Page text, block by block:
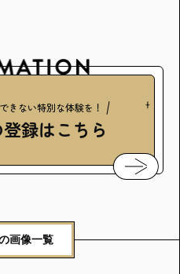
きない特別な体験を！
録はこちら
画像一覧